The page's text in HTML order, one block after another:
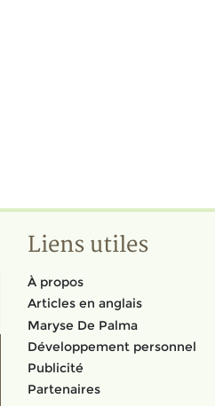
Liens utiles
À propos
Articles en anglais
Maryse De Palma
Développement personnel
Publicité
Partenaires